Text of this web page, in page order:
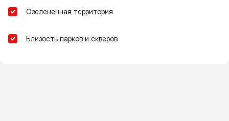
Озелененная территория
Близость парков и скверов